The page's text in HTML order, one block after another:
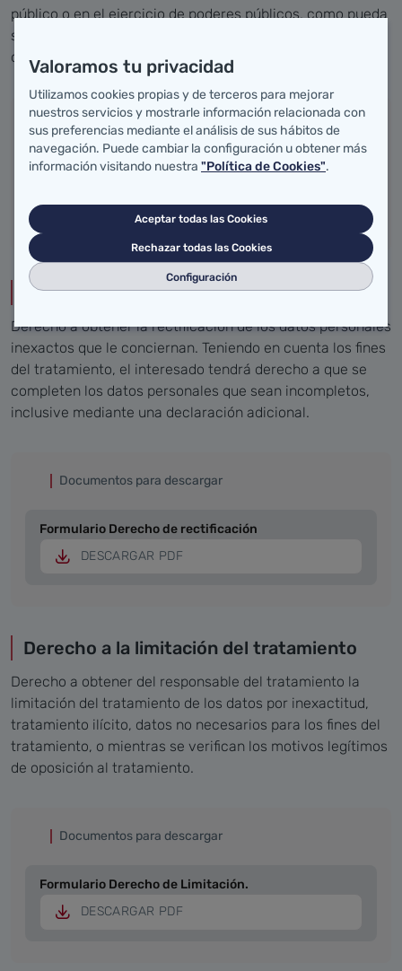
público o en el ejercicio de poderes públicos, como pueda
ser el tratamiento que se realiza por parte de cualquier
organismo de la Administración Pública, como Sanidad.
Documentos para descargar
Formulario Derecho de Portabilidad.
Derecho de Rectificación
Derecho a obtener la rectificación de los datos personales
inexactos que le conciernan. Teniendo en cuenta los fines
del tratamiento, el interesado tendrá derecho a que se
completen los datos personales que sean incompletos,
inclusive mediante una declaración adicional.
Documentos para descargar
Formulario Derecho de rectificación
DESCARGAR PDF
Derecho a la limitación del tratamiento
Derecho a obtener del responsable del tratamiento la
limitación del tratamiento de los datos por inexactitud,
tratamiento ilícito, datos no necesarios para los fines del
tratamiento, o mientras se verifican los motivos legítimos
de oposición al tratamiento.
Documentos para descargar
Formulario Derecho de Limitación.
DESCARGAR PDF
Valoramos tu privacidad
Utilizamos cookies propias y de terceros para mejorar
nuestros servicios y mostrarle información relacionada con
sus preferencias mediante el análisis de sus hábitos de
navegación. Puede cambiar la configuración u obtener más
información visitando nuestra "Política de Cookies".
Aceptar todas las Cookies
Rechazar todas las Cookies
Configuración